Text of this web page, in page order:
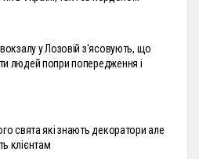
у Лозовій з'ясовують, що
людей попри попередження і
свята які знають декоратори але
клієнтам